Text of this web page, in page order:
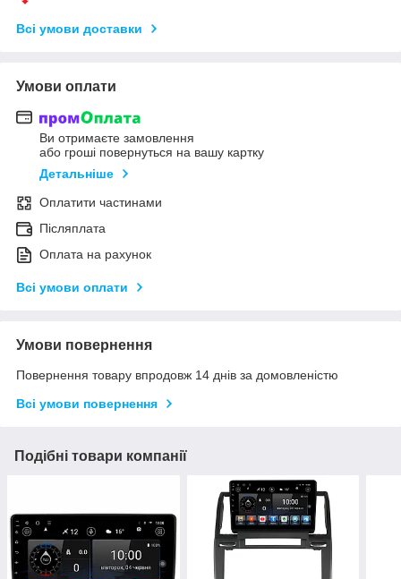
Всі умови доставки
Умови оплати
Ви отримаєте замовлення
або гроші повернуться на вашу картку
Детальніше
Оплатити частинами
Післяплата
Оплата на рахунок
Всі умови оплати
Умови повернення
Повернення товару впродовж 14 днів за домовленістю
Всі умови повернення
Подібні товари компанії